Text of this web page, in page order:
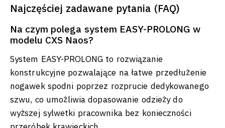
Najczęściej zadawane pytania (FAQ)
Na czym polega system EASY-PROLONG w
modelu CXS Naos?
System EASY-PROLONG to rozwiązanie
konstrukcyjne pozwalające na łatwe przedłużenie
nogawek spodni poprzez rozprucie dedykowanego
szwu, co umożliwia dopasowanie odzieży do
wyższej sylwetki pracownika bez konieczności